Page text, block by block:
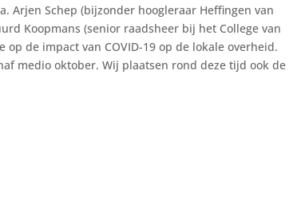
Arjen Schep (bijzonder hoogleraar Heffingen van
Koopmans (senior raadsheer bij het College van
de impact van COVID-19 op de lokale overheid.
medio oktober. Wij plaatsen rond deze tijd ook de